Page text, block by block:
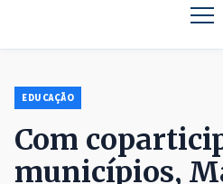
EDUCAÇÃO
Com
municípios,